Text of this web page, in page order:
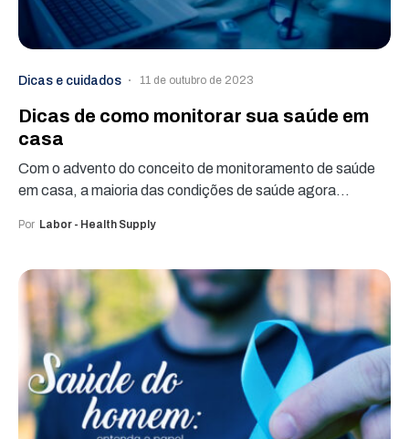
Dicas e cuidados 11 de outubro de 2023
Dicas de como monitorar sua saúde em
casa
Com o advento do conceito de monitoramento de saúde
em casa, a maioria das condições de saúde agora…
Por Labor - Health Supply